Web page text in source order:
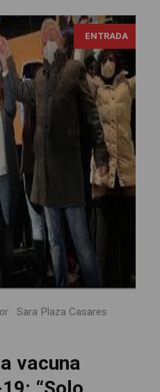
ENTRADA
Sara Plaza Casares
vacuna